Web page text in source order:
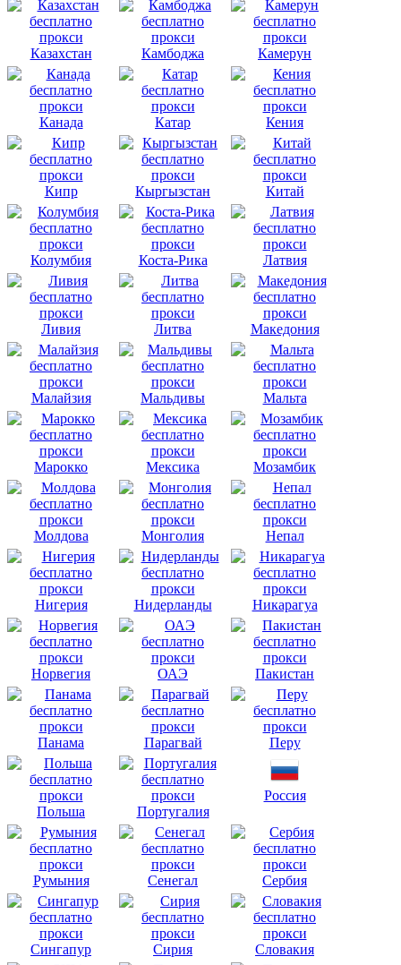
Казахстан Камбоджа Камерун
Канада Катар Кения
Кипр Кыргызстан Китай
Колумбия Коста-Рика Латвия
Ливия Литва Македония
Малайзия Мальдивы Мальта
Марокко Мексика Мозамбик
Молдова Монголия Непал
Нигерия Нидерланды Никарагуа
Норвегия ОАЭ Пакистан
Панама Парагвай Перу
Польша Португалия
Россия
Румыния Сенегал Сербия
Сингапур Сирия Словакия